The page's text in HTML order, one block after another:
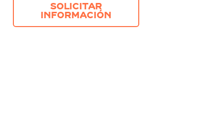
SOLICITAR
INFORMACIÓN